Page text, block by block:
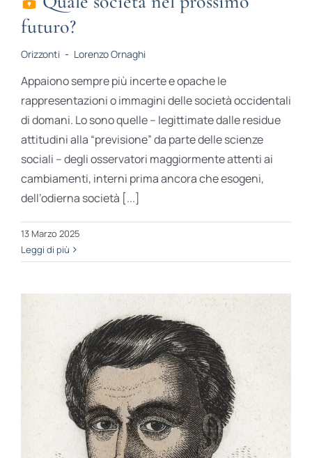
futuro?
Orizzonti - Lorenzo Ornaghi
Appaiono sempre più incerte e opache le
rappresentazioni o immagini delle società occidentali
di domani. Lo sono quelle – legittimate dalle residue
attitudini alla “previsione” da parte delle scienze
sociali – degli osservatori maggiormente attenti ai
cambiamenti, interni prima ancora che esogeni,
dell’odierna società [...]
13 Marzo 2025
Leggi di più